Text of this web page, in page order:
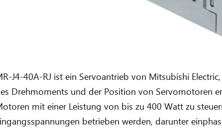
J4-40A-RJ ist ein Servoantrieb von Mitsubishi
Drehmoments und der Position von Servomotoren
mit einer Leistung von bis zu 400 Watt zu
betrieben werden, darunter